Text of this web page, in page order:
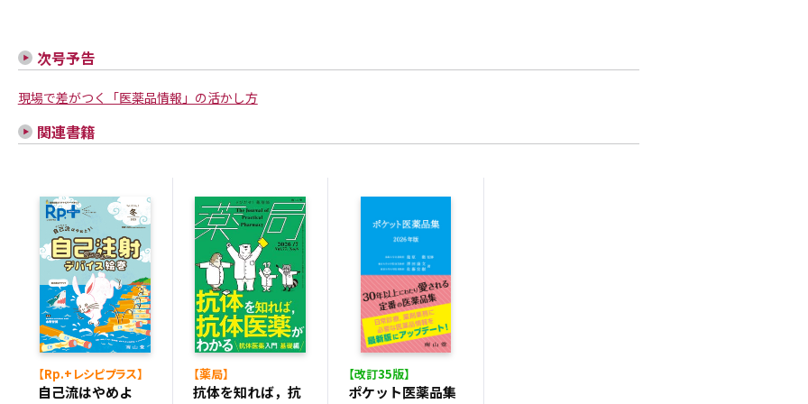
次号予告
現場で差がつく「医薬品情報」の活かし方
関連書籍
【Rp.+レシピプラス】
自己流はやめよ
【薬局】
抗体を知れば，抗
【改訂35版】
ポケット医薬品集